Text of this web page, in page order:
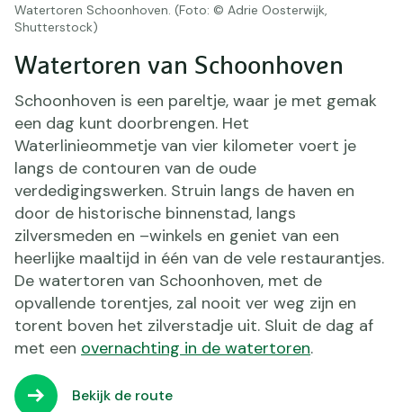
Watertoren Schoonhoven. (Foto: © Adrie Oosterwijk,
Shutterstock)
Watertoren van Schoonhoven
Schoonhoven is een pareltje, waar je met gemak
een dag kunt doorbrengen. Het
Waterlinieommetje van vier kilometer voert je
langs de contouren van de oude
verdedigingswerken. Struin langs de haven en
door de historische binnenstad, langs
zilversmeden en –winkels en geniet van een
heerlijke maaltijd in één van de vele restaurantjes.
De watertoren van Schoonhoven, met de
opvallende torentjes, zal nooit ver weg zijn en
torent boven het zilverstadje uit. Sluit de dag af
met een overnachting in de watertoren.
Bekijk de route